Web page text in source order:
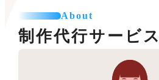
About
制作代行サービ